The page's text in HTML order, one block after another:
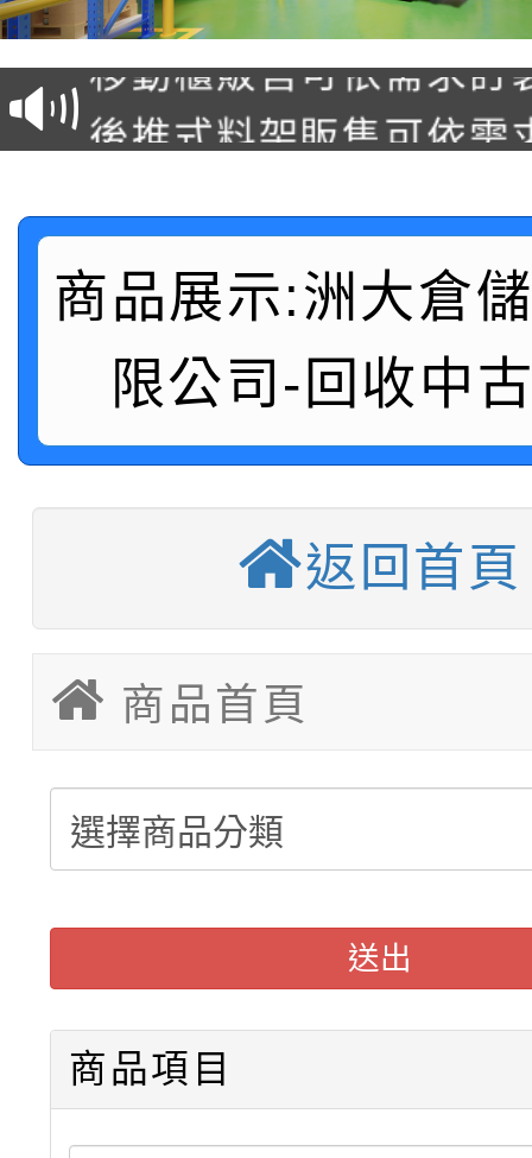
移動櫃販售可依需求訂
後推式料架販售可依需
懸臂式料架販售(低中
駛入式料架販售可依需
積層架販售(平台式料
中型料架販售
堆高機販售(全新/中古)
重型架租賃服務
移動櫃販售可依需求訂
後推式料架販售可依需
懸臂式料架販售(低中
駛入式料架販售可依需
積層架販售(平台式料
中型料架販售
堆高機販售(全新/中古)
重型架販售可客製化
商品展示:洲大倉
限公司-回收中
返回首頁
商品首頁
送出
商品項目